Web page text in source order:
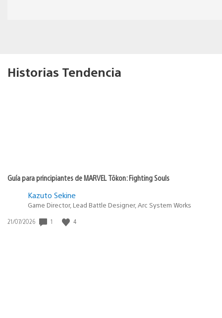
Historias Tendencia
Guía para principiantes de MARVEL Tōkon: Fighting Souls
Kazuto Sekine
Game Director, Lead Battle Designer, Arc System Works
Fecha
21/07/2026 1 4